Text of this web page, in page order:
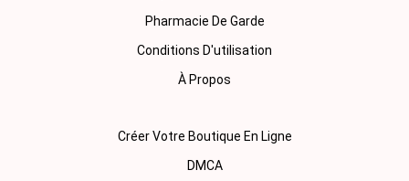
Pharmacie De Garde
Conditions D'utilisation
À Propos
Créer Votre Boutique En Ligne
DMCA